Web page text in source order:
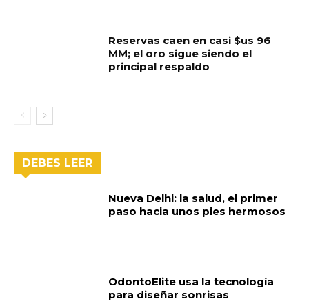
Reservas caen en casi $us 96
MM; el oro sigue siendo el
principal respaldo
DEBES LEER
Nueva Delhi: la salud, el primer
paso hacia unos pies hermosos
OdontoElite usa la tecnología
para diseñar sonrisas